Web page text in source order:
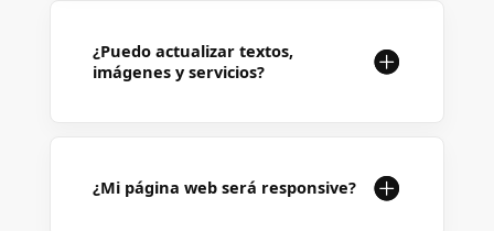
¿Puedo actualizar textos,
imágenes y servicios?
¿Mi página web será responsive?